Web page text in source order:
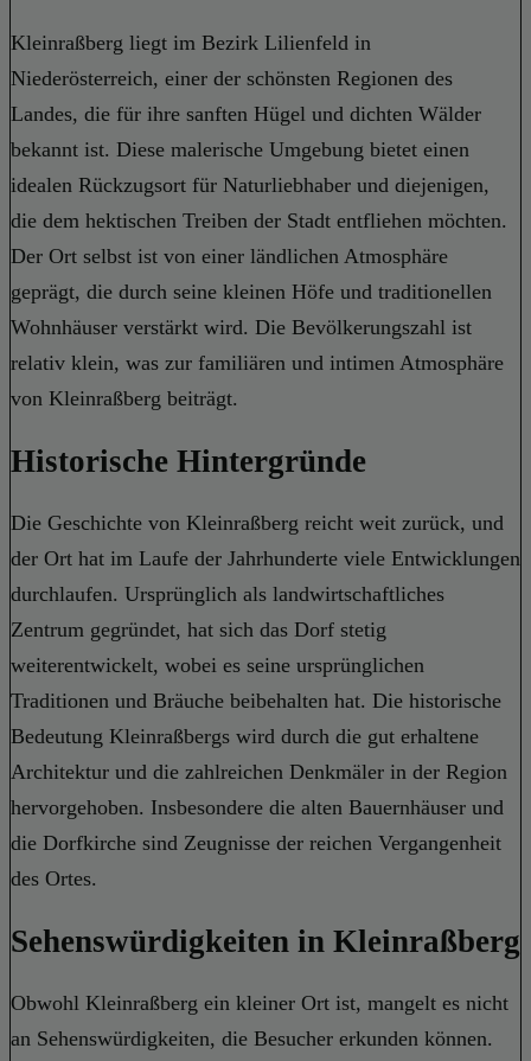
Kleinraßberg liegt im Bezirk Lilienfeld in
Niederösterreich, einer der schönsten Regionen des
Landes, die für ihre sanften Hügel und dichten Wälder
bekannt ist. Diese malerische Umgebung bietet einen
idealen Rückzugsort für Naturliebhaber und diejenigen,
die dem hektischen Treiben der Stadt entfliehen möchten.
Der Ort selbst ist von einer ländlichen Atmosphäre
geprägt, die durch seine kleinen Höfe und traditionellen
Wohnhäuser verstärkt wird. Die Bevölkerungszahl ist
relativ klein, was zur familiären und intimen Atmosphäre
von Kleinraßberg beiträgt.
Historische Hintergründe
Die Geschichte von Kleinraßberg reicht weit zurück, und
der Ort hat im Laufe der Jahrhunderte viele Entwicklungen
durchlaufen. Ursprünglich als landwirtschaftliches
Zentrum gegründet, hat sich das Dorf stetig
weiterentwickelt, wobei es seine ursprünglichen
Traditionen und Bräuche beibehalten hat. Die historische
Bedeutung Kleinraßbergs wird durch die gut erhaltene
Architektur und die zahlreichen Denkmäler in der Region
hervorgehoben. Insbesondere die alten Bauernhäuser und
die Dorfkirche sind Zeugnisse der reichen Vergangenheit
des Ortes.
Sehenswürdigkeiten in Kleinraßberg
Obwohl Kleinraßberg ein kleiner Ort ist, mangelt es nicht
an Sehenswürdigkeiten, die Besucher erkunden können.